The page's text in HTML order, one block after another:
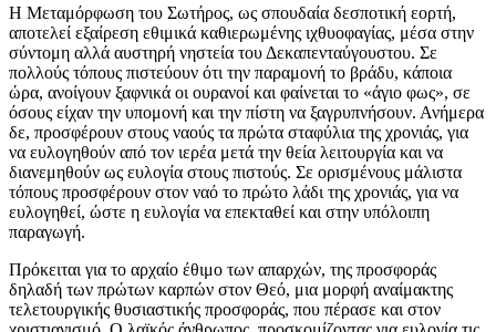
Η Μεταμόρφωση του Σωτήρος, ως σπουδαία δεσποτική εορτή,
αποτελεί εξαίρεση εθιμικά καθιερωμένης ιχθυοφαγίας, μέσα στην
σύντομη αλλά αυστηρή νηστεία του Δεκαπενταύγουστου. Σε
πολλούς τόπους πιστεύουν ότι την παραμονή το βράδυ, κάποια
ώρα, ανοίγουν ξαφνικά οι ουρανοί και φαίνεται το «άγιο φως», σε
όσους είχαν την υπομονή και την πίστη να ξαγρυπνήσουν. Ανήμερα
δε, προσφέρουν στους ναούς τα πρώτα σταφύλια της χρονιάς, για
να ευλογηθούν από τον ιερέα μετά την θεία λειτουργία και να
διανεμηθούν ως ευλογία στους πιστούς. Σε ορισμένους μάλιστα
τόπους προσφέρουν στον ναό το πρώτο λάδι της χρονιάς, για να
ευλογηθεί, ώστε η ευλογία να επεκταθεί και στην υπόλοιπη
παραγωγή.
Πρόκειται για το αρχαίο έθιμο των απαρχών, της προσφοράς
δηλαδή των πρώτων καρπών στον Θεό, μια μορφή αναίμακτης
τελετουργικής θυσιαστικής προσφοράς, που πέρασε και στον